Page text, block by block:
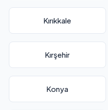
Kırıkkale
Kırşehir
Konya